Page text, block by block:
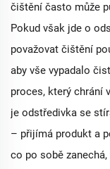
čištění často může
Pokud však jde o
považovat čištění
aby vše vypadalo
proces, který chrání
je odstředivka se
– přijímá produkt a
co po sobě